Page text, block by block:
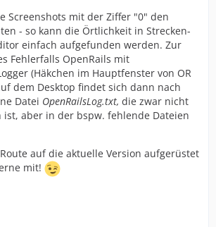
Screenshots mit der Ziffer "0" den
- so kann die Örtlichkeit in Strecken-
einfach aufgefunden werden. Zur
Fehlerfalls OpenRails mit
(Häkchen im Hauptfenster von OR
dem Desktop findet sich dann nach
Datei OpenRailsLog.txt, die zwar nicht
aber in der bspw. fehlende Dateien
auf die aktuelle Version aufgerüstet
mit!